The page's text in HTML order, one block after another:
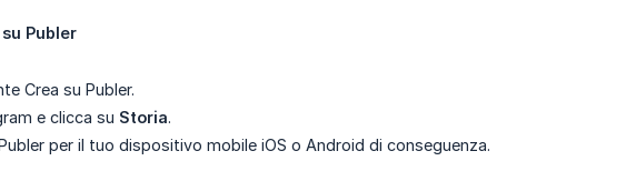
Publer
Crea su Publer.
e clicca su Storia.
per il tuo dispositivo mobile iOS o Android di conseguenza.